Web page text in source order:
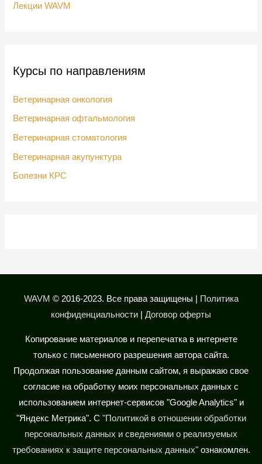
Лекции WAVM
Курсы по направлениям
Ветеринарная онкология
Ветеринарная офтальмология
Ветеринарная стоматология
Ветеринарная акупунктура
Болезни КРС
WAVM © 2016-2023. Все права защищены
Политика
конфиденциальности
Договор оферты
Копирование материалов и перепечатка в интернете
только с письменного разрешения автора сайта.
Продолжая пользование данным сайтом, я выражаю свое
согласие на обработку моих персональных данных с
использованием интернет-сервисов "Google Analytics" и
"Яндекс Метрика". С "Политикой в отношении обработки
персональных данных и сведениями о реализуемых
требованиях к защите персональных данных"ознакомлен.